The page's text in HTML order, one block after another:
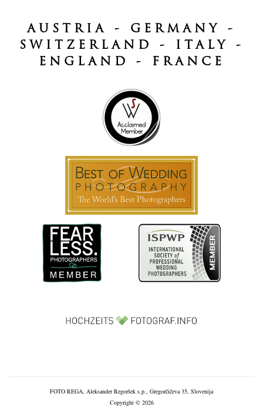
AUSTRIA - GERMANY -
SWITZERLAND - ITALY -
ENGLAND - FRANCE
FOTO REGA, Aleksander Regoršek s.p., Gregorčičeva 35, Slovenija
Copyright © 2026